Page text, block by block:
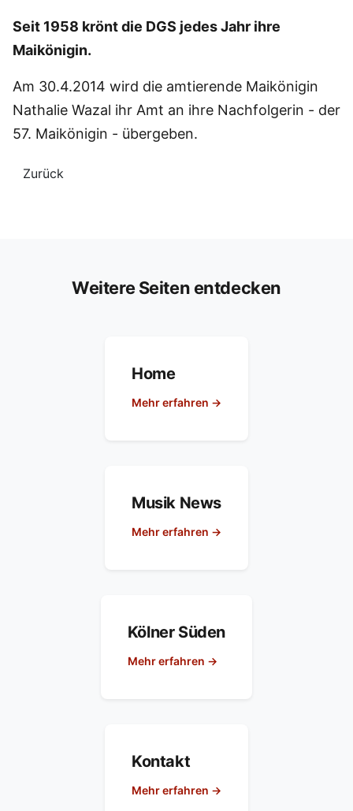
Seit 1958 krönt die DGS jedes Jahr ihre
Maikönigin.
Am 30.4.2014 wird die amtierende Maikönigin
Nathalie Wazal ihr Amt an ihre Nachfolgerin - der
57. Maikönigin - übergeben.
Zurück
Weitere Seiten entdecken
Home
Mehr erfahren →
Musik News
Mehr erfahren →
Kölner Süden
Mehr erfahren →
Kontakt
Mehr erfahren →